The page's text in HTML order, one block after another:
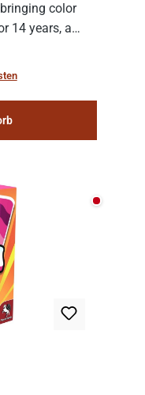
color
14 years, a
undertook
and
Nicht